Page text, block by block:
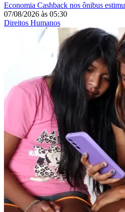
Economia Cashback nos ônibus
07/08/2026 às 05:30
Direitos Humanos